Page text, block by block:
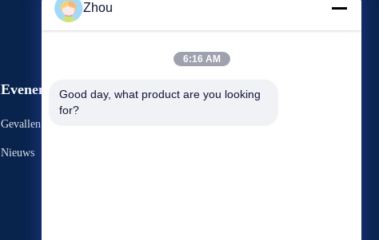
Evenementen
Gevallen
Nieuws
Verzoek Een Citaat
Zhou
6:16 AM
Good day, what product are you looking
for?